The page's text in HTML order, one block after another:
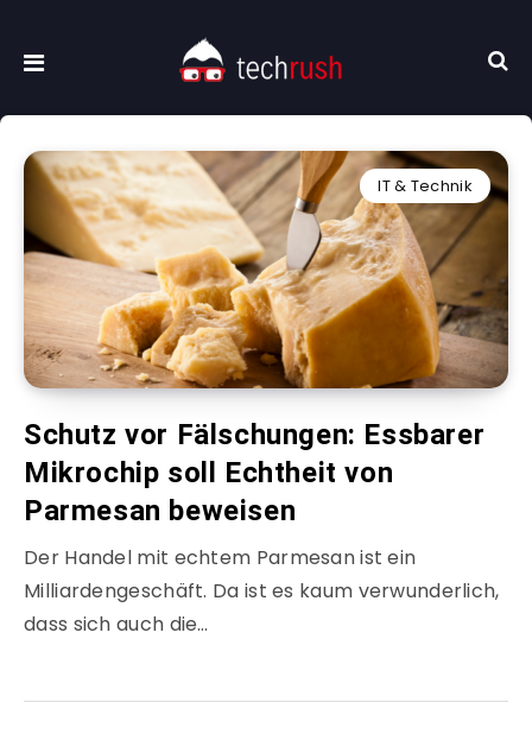
IT & Technik
Schutz vor Fälschungen: Essbarer
Mikrochip soll Echtheit von
Parmesan beweisen
Der Handel mit echtem Parmesan ist ein
Milliardengeschäft. Da ist es kaum verwunderlich,
dass sich auch die…